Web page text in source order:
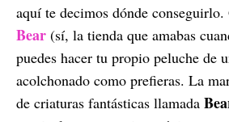
aquí te decimos dónde conseguirlo.
Bear (sí, la tienda que amabas
puedes hacer tu propio peluche de
acolchonado como prefieras. La
de criaturas fantásticas llamada